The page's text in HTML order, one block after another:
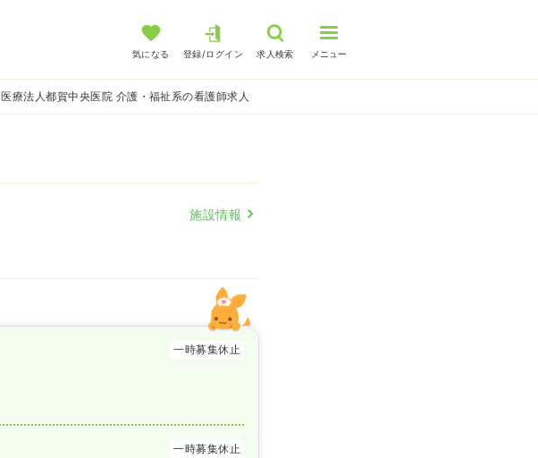
気になる 登録/ログイン 求人検索 メニュー
医療法人都賀中央医院 介護・福祉系の看護師求人
施設情報
一時募集休止
一時募集休止